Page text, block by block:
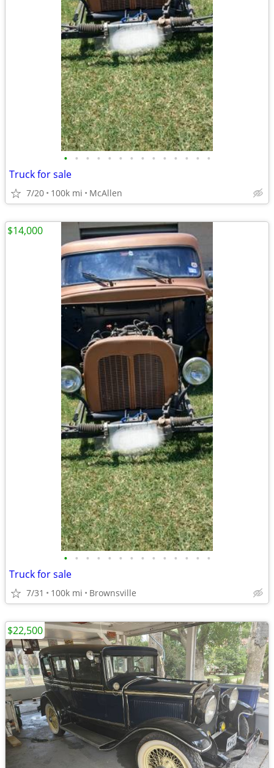
• • • • • • • • • • • • • •
Truck for sale
7/20 100k mi McAllen
• • • • • • • • • • • • • •
Truck for sale
7/31 100k mi Brownsville
$14,000
$22,500